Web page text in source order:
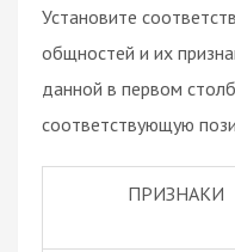
Установите
общностей и их
данной в первом
соответствующую
ПРИЗНАКИ